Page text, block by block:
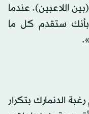
اللاعبين). عندما
ستقدم كل ما
الدنمارك بتكرار